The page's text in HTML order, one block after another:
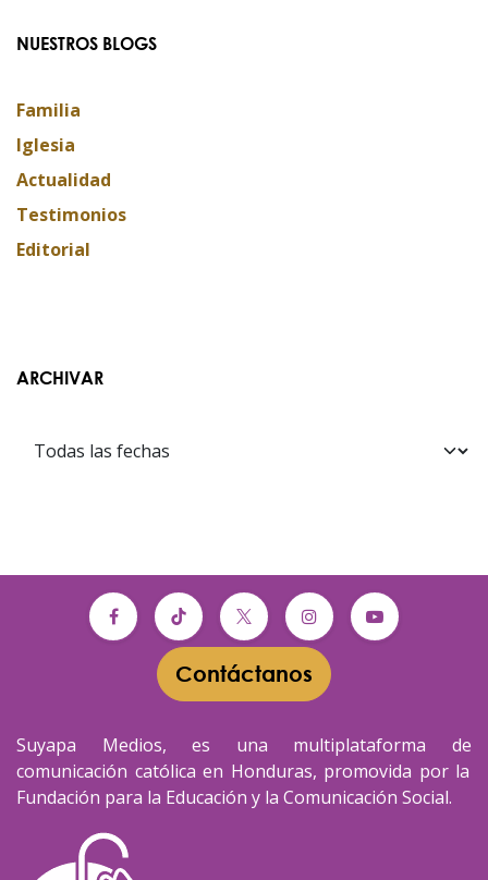
NUESTROS BLOGS
Familia
Iglesia
Actualidad
Testimonios
Editorial
ARCHIVAR
Contáctanos​​
Suyapa Medios, es una multiplataforma de
comunicación católica en Honduras, promovida por la
Fundación para la Educación y la Comunicación Social.